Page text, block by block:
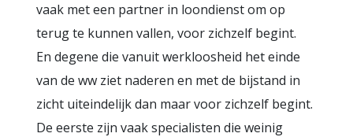
vaak met een partner in loondienst om op
terug te kunnen vallen, voor zichzelf begint.
En degene die vanuit werkloosheid het einde
van de ww ziet naderen en met de bijstand in
zicht uiteindelijk dan maar voor zichzelf begint.
De eerste zijn vaak specialisten die weinig